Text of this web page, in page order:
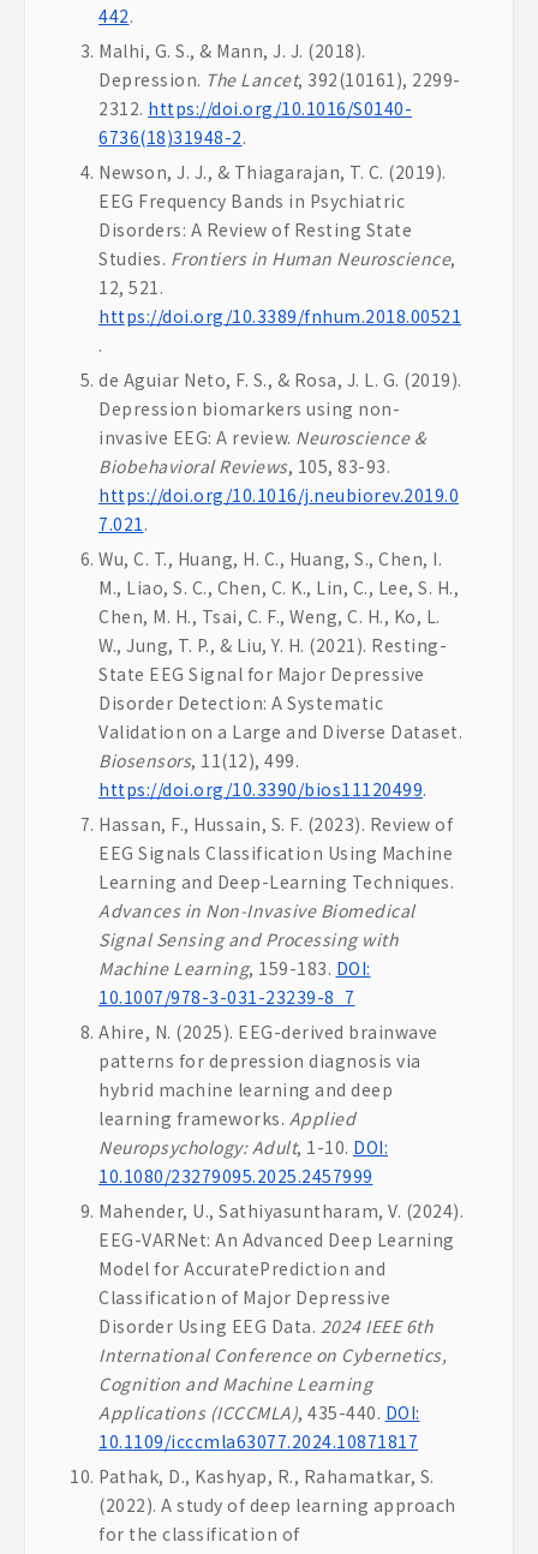
442.
Malhi, G. S., & Mann, J. J. (2018).
Depression. The Lancet, 392(10161), 2299-
2312. https://doi.org/10.1016/S0140-
6736(18)31948-2.
Newson, J. J., & Thiagarajan, T. C. (2019).
EEG Frequency Bands in Psychiatric
Disorders: A Review of Resting State
Studies. Frontiers in Human Neuroscience,
12, 521.
https://doi.org/10.3389/fnhum.2018.00521
.
de Aguiar Neto, F. S., & Rosa, J. L. G. (2019).
Depression biomarkers using non-
invasive EEG: A review. Neuroscience &
Biobehavioral Reviews, 105, 83-93.
https://doi.org/10.1016/j.neubiorev.2019.0
7.021 .
Wu, C. T., Huang, H. C., Huang, S., Chen, I.
M., Liao, S. C., Chen, C. K., Lin, C., Lee, S. H.,
Chen, M. H., Tsai, C. F., Weng, C. H., Ko, L.
W., Jung, T. P., & Liu, Y. H. (2021). Resting-
State EEG Signal for Major Depressive
Disorder Detection: A Systematic
Validation on a Large and Diverse Dataset.
Biosensors, 11(12), 499.
https://doi.org/10.3390/bios11120499.
Hassan, F., Hussain, S. F. (2023). Review of
EEG Signals Classification Using Machine
Learning and Deep-Learning Techniques.
Advances in Non-Invasive Biomedical
Signal Sensing and Processing with
Machine Learning, 159-183. DOI:
10.1007/978-3-031-23239-8_7
Ahire, N. (2025). EEG-derived brainwave
patterns for depression diagnosis via
hybrid machine learning and deep
learning frameworks. Applied
Neuropsychology: Adult, 1-10. DOI:
10.1080/23279095.2025.2457999
Mahender, U., Sathiyasuntharam, V. (2024).
EEG-VARNet: An Advanced Deep Learning
Model for AccuratePrediction and
Classification of Major Depressive
Disorder Using EEG Data. 2024 IEEE 6th
International Conference on Cybernetics,
Cognition and Machine Learning
Applications (ICCCMLA), 435-440. DOI:
10.1109/icccmla63077.2024.10871817
Pathak, D., Kashyap, R., Rahamatkar, S.
(2022). A study of deep learning approach
for the classification of